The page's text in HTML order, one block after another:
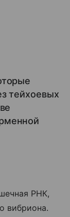
тейхоевых
РНК,
вибриона.